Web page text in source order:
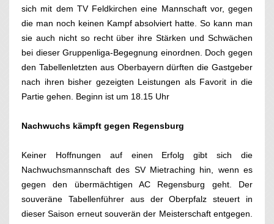
sich mit dem TV Feldkirchen eine Mannschaft vor, gegen
die man noch keinen Kampf absolviert hatte. So kann man
sie auch nicht so recht über ihre Stärken und Schwächen
bei dieser Gruppenliga-Begegnung einordnen. Doch gegen
den Tabellenletzten aus Oberbayern dürften die Gastgeber
nach ihren bisher gezeigten Leistungen als Favorit in die
Partie gehen. Beginn ist um 18.15 Uhr
Nachwuchs kämpft gegen Regensburg
Keiner Hoffnungen auf einen Erfolg gibt sich die
Nachwuchsmannschaft des SV Mietraching hin, wenn es
gegen den übermächtigen AC Regensburg geht. Der
souveräne Tabellenführer aus der Oberpfalz steuert in
dieser Saison erneut souverän der Meisterschaft entgegen.